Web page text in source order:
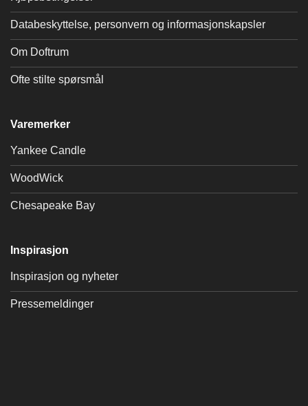
Databeskyttelse, personvern og informasjonskapsler
Om Doftrum
Ofte stilte spørsmål
Varemerker
Yankee Candle
WoodWick
Chesapeake Bay
Inspirasjon
Inspirasjon og nyheter
Pressemeldinger